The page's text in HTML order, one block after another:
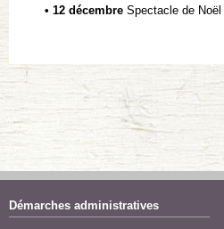
• 12 décembre Spectacle de Noël
Démarches administratives